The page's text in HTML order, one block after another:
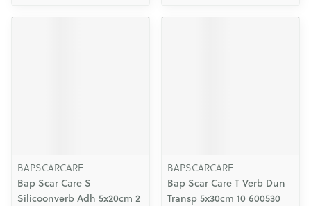
BAPSCARCARE
Bap Scar Care S
Silicoonverb Adh 5x20cm 2
BAPSCARCARE
Bap Scar Care T Verb Dun
Transp 5x30cm 10 600530